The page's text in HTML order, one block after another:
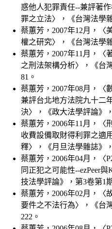
惑他人犯罪責任--兼評著
罪之立法〉，《台灣法學
蔡蕙芳，2007年12月，〈
權之研究〉，《台灣法學
蔡蕙芳，2007年11月，〈
之刑法架構分析〉，《台
81。
蔡蕙芳，2007年08月，〈
兼評台北地方法院九十二
決〉，《政大法學評論》
蔡蕙芳，2006年11月，〈
收費設備取財得利罪之適
釋〉，《月旦法學雜誌》
蔡蕙芳，2006年04月，〈
同正犯之可能性--ezPeer
技法學評論》，第3卷第1
蔡蕙芳，2006年02月，〈
要件之不法行為〉，《台
222。